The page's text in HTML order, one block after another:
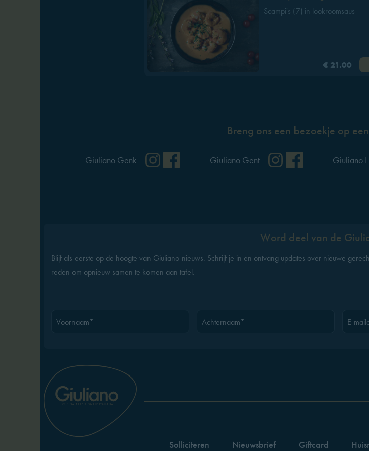
Scampi's (7) in lookroomsaus
€ 21.00
Breng ons een bezoekje op
Giuliano Genk Instagram
FacebookGiuliano Gent Instagram
Facebook
Giuliano
Word deel van de
Blijf als eerste op de hoogte van Giuliano-nieuws. Schrijf je in en ontvang updates over nieuwe
reden om opnieuw samen te komen aan tafel.
Voornaam* Achternaam* E-
Solliciteren Nieuwsbrief Giftcard